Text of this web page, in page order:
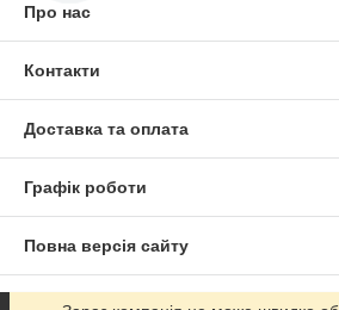
Про нас
Контакти
Доставка та оплата
Графік роботи
Повна версія сайту
Сайт створено на маркетплейсі